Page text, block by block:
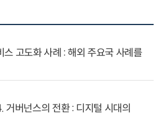
고도화 사례 : 해외 주요국 사례를
거버넌스의 전환 : 디지털 시대의